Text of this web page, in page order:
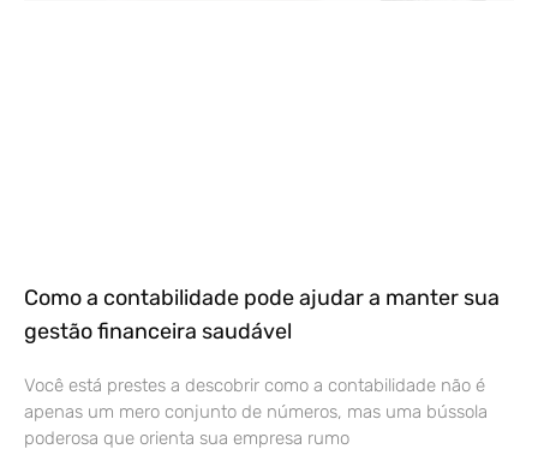
Como a contabilidade pode ajudar a manter sua
gestão financeira saudável
Você está prestes a descobrir como a contabilidade não é
apenas um mero conjunto de números, mas uma bússola
poderosa que orienta sua empresa rumo